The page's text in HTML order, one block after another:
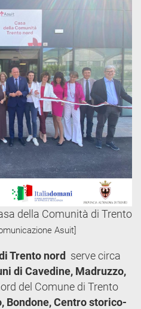
della Comunità di Trento
Asuit]
Trento nord serve circa
di Cavedine, Madruzzo,
del Comune di Trento
Bondone, Centro storico-